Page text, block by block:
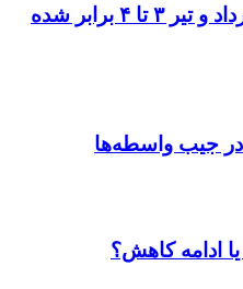
*چرا قبض آب و برق خرداد و تیر ۳ تا ۴ برابر شده
در جیب واسطه‌ها
ادامه کاهش؟